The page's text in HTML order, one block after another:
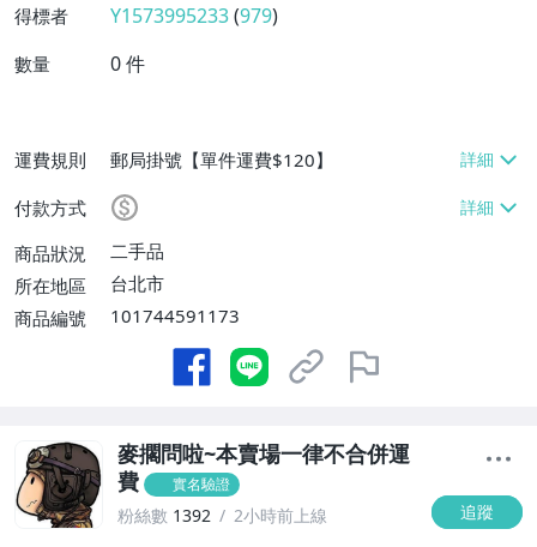
得標者 Y1573995233(979)
數量 0件
運費規則
郵局掛號【單件運費$120】
付款方式
商品狀況
二手品
所在地區
台北市
商品編號
101744591173
麥擱問啦~本賣場一律不合併運
費
實名驗證
粉絲數 1392 2小時前上線 追蹤